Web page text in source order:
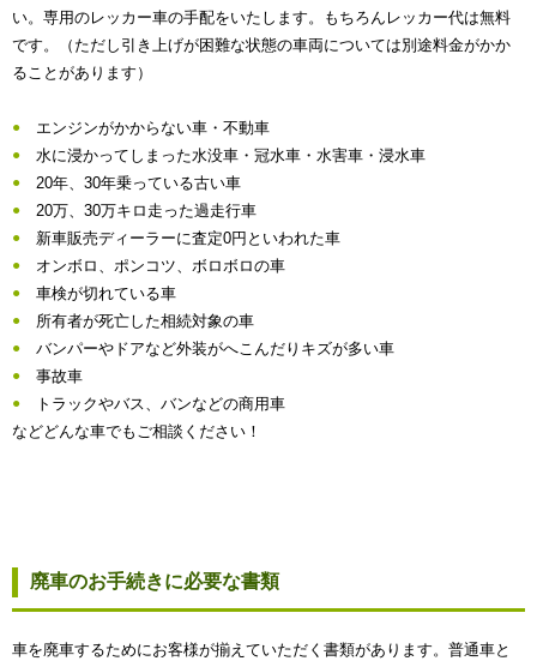
い。専用のレッカー車の手配をいたします。もちろんレッカー代は無料
です。（ただし引き上げが困難な状態の車両については別途料金がかか
ることがあります）
エンジンがかからない車・不動車
水に浸かってしまった水没車・冠水車・水害車・浸水車
20年、30年乗っている古い車
20万、30万キロ走った過走行車
新車販売ディーラーに査定0円といわれた車
オンボロ、ポンコツ、ボロボロの車
車検が切れている車
所有者が死亡した相続対象の車
バンパーやドアなど外装がへこんだりキズが多い車
事故車
トラックやバス、バンなどの商用車
などどんな車でもご相談ください！
廃車のお手続きに必要な書類
車を廃車するためにお客様が揃えていただく書類があります。普通車と